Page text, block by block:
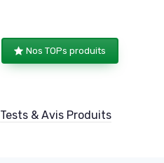
Nos TOPs produits
Tests & Avis Produits